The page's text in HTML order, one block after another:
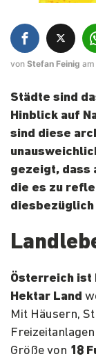
von Stefan Feinig am
Städte sind
Hinblick auf
sind diese
gezeigt, dass
die es zu
Österreich ist
Hektar Land
Mit Häusern,
Größe von 18